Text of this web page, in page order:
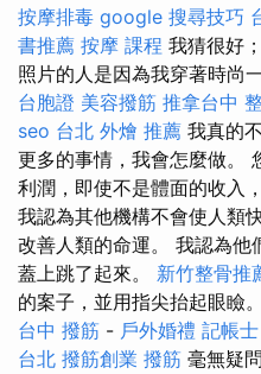
按摩排毒 google 搜尋技巧
書推薦 按摩 課程 我猜很好
照片的人是因為我穿著時尚
台胞證 美容撥筋 推拿台中
seo 台北 外燴 推薦 我真的
更多的事情，我會怎麼做。
利潤，即使不是體面的收入
我認為其他機構不會使人類
改善人類的命運。 我認為他
蓋上跳了起來。 新竹整骨推
的案子，並用指尖抬起眼瞼。
台中 撥筋 - 戶外婚禮 記帳
台北 撥筋創業 撥筋 毫無疑